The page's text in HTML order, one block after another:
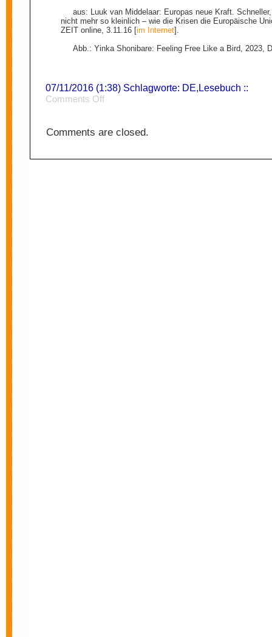
aus: Luuk van Middelaar: Europas neue Kraft.
nicht mehr so kleinlich – wie die Krisen die Europäische
ZEIT online, 3.11.16 [im Internet].
Abb.: Yinka Shonibare: Feeling Free Like a Bird, 2023,
07/11/2016 (1:38) Schlagworte: DE,Lesebuch ::
Comments Offon
Comments are closed.